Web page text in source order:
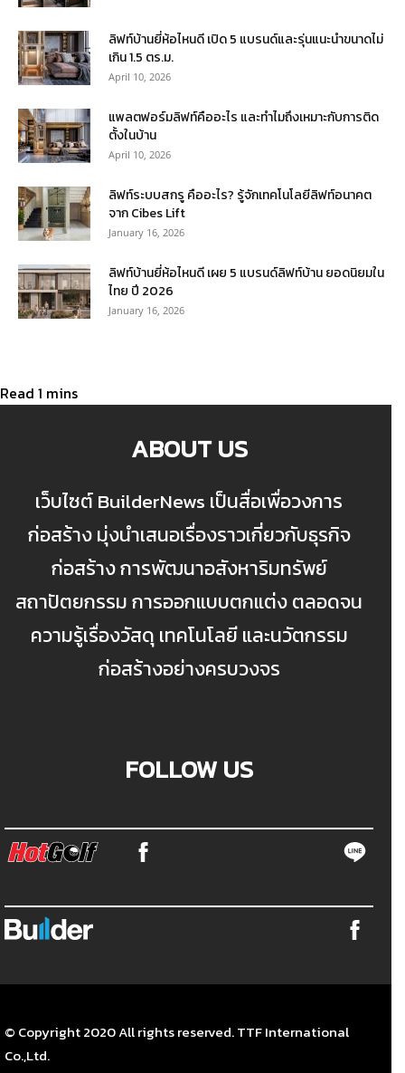
ลิฟท์บ้านยี่ห้อไหนดี เปิด 5 แบรนด์และรุ่นแนะนำขนาดไม่
เกิน 1.5 ตร.ม.
April 10, 2026
แพลตฟอร์มลิฟท์คืออะไร และทำไมถึงเหมาะกับการติด
ตั้งในบ้าน
April 10, 2026
ลิฟท์ระบบสกรู คืออะไร? รู้จักเทคโนโลยีลิฟท์อนาคต
จาก Cibes Lift
January 16, 2026
ลิฟท์บ้านยี่ห้อไหนดี เผย 5 แบรนด์ลิฟท์บ้าน ยอดนิยมใน
ไทย ปี 2026
January 16, 2026
ABOUT US
เว็บไซต์ BuilderNews เป็นสื่อเพื่อวงการ
ก่อสร้าง มุ่งนำเสนอเรื่องราวเกี่ยวกับธุรกิจ
ก่อสร้าง การพัฒนาอสังหาริมทรัพย์
สถาปัตยกรรม การออกแบบตกแต่ง ตลอดจน
ความรู้เรื่องวัสดุ เทคโนโลยี และนวัตกรรม
ก่อสร้างอย่างครบวงจร
FOLLOW US
© Copyright 2020 All rights reserved. TTF International
Co.,Ltd.